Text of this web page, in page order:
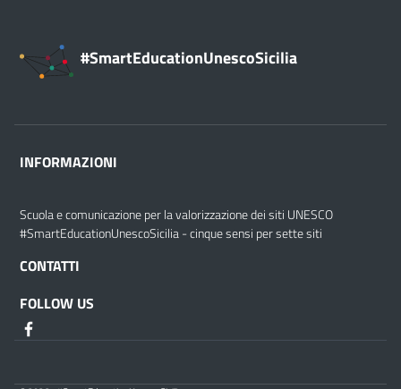
#SmartEducationUnescoSicilia
INFORMAZIONI
Scuola e comunicazione per la valorizzazione dei siti UNESCO
#SmartEducationUnescoSicilia - cinque sensi per sette siti
CONTATTI
FOLLOW US